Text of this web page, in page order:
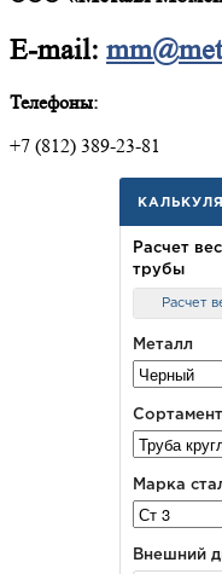
E-mail:
Телефоны:
+7 (812) 389-23-81